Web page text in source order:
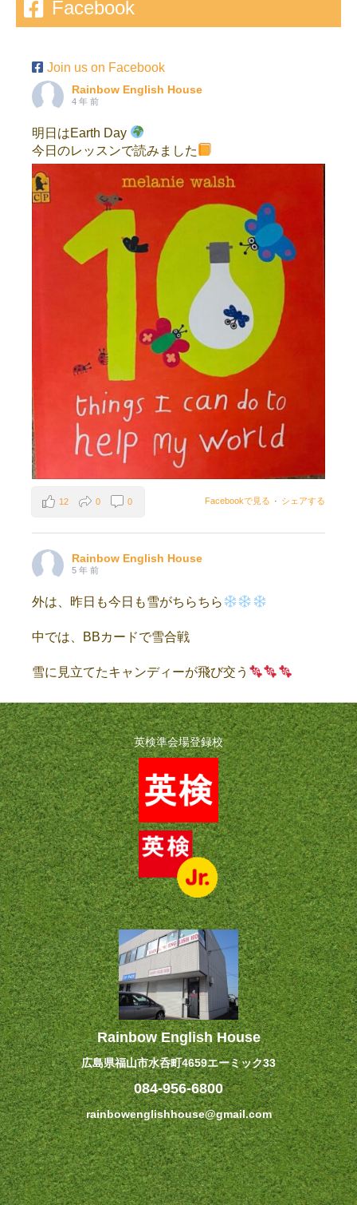
Facebook
Join us on Facebook
Rainbow English House
4 年 前
明日はEarth Day
今日のレッスンで読みました
Facebookで見る · シェアする
12 0 0
Rainbow English House
5 年 前
外は、昨日も今日も雪がちらちら
中では、BBカードで雪合戦
雪に見立てたキャンディーが飛び交う
Facebookで見る · シェアする
5 0 0
Rainbow English House
5 年 前
暖炉の前であったまろ〜〜
英検準会場登録校
Rainbow English House
広島県福山市水呑町4659エーミック33
084-956-6800
rainbowenglishhouse@gmail.com